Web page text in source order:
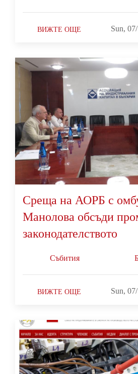
ВИЖТЕ ОЩЕ Sun,
Среща на АОРБ с
Манолова обсъди
законодателството
Събития
ВИЖТЕ ОЩЕ Sun,